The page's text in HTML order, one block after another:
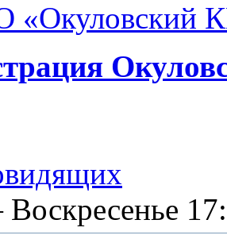
«Окуловский